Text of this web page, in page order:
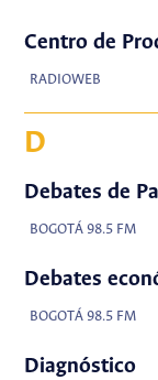
Centro de
RADIOWEB
D
Debates de
BOGOTÁ 98.5 FM
Debates
BOGOTÁ 98.5 FM
Diagnóstico